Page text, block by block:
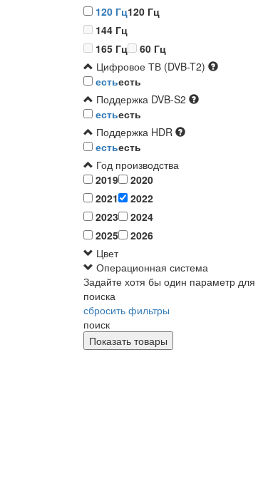
120 Гц120 Гц
144 Гц
165 Гц
60 Гц
Цифровое ТВ (DVB-T2)
естьесть
Поддержка DVB-S2
естьесть
Поддержка HDR
естьесть
Год производства
2019
2020
2021
2022
2023
2024
2025
2026
Цвет
Операционная система
Задайте хотя бы один параметр для
поиска
сбросить фильтры
поиск